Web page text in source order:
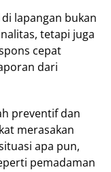
lapangan bukan
tetapi juga
cepat
dari
preventif dan
merasakan
apa pun,
pemadaman